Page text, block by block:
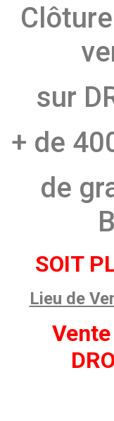
sur
+ de
de
SOIT
Lieu de